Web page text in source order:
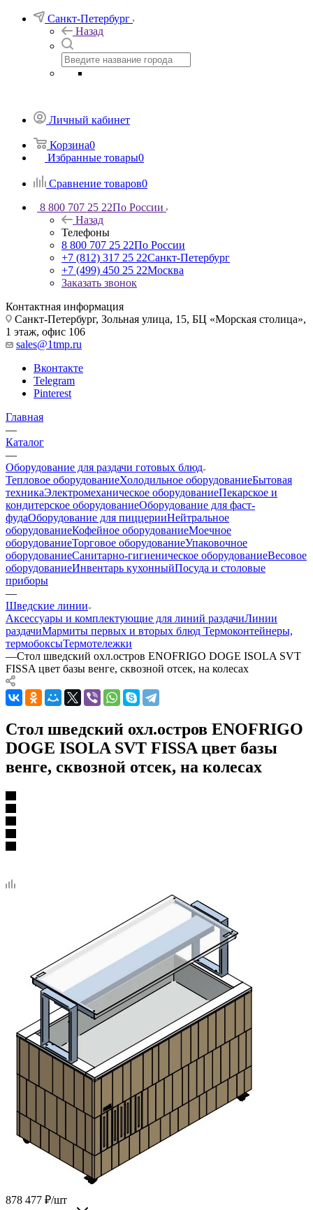
Санкт-Петербург
Назад
Личный кабинет
Корзина0
Избранные товары0
Сравнение товаров0
8 800 707 25 22По России
Назад
Телефоны
8 800 707 25 22По России
+7 (812) 317 25 22Санкт-Петербург
+7 (499) 450 25 22Москва
Заказать звонок
Контактная информация
Санкт-Петербург, Зольная улица, 15, БЦ «Морская столица»,
1 этаж, офис 106
sales@1tmp.ru
Вконтакте
Telegram
Pinterest
Главная
—
Каталог
—
Оборудование для раздачи готовых блюд
Тепловое оборудованиеХолодильное оборудованиеБытовая
техникаЭлектромеханическое оборудованиеПекарское и
кондитерское оборудованиеОборудование для фаст-
фудаОборудование для пиццерииНейтральное
оборудованиеКофейное оборудованиеМоечное
оборудованиеТорговое оборудованиеУпаковочное
оборудованиеСанитарно-гигиеническое оборудованиеВесовое
оборудованиеИнвентарь кухонныйПосуда и столовые
приборы
—
Шведские линии
Аксессуары и комплектующие для линий раздачиЛинии
раздачиМармиты первых и вторых блюд Термоконтейнеры,
термобоксыТермотележки
—Стол шведский охл.остров ENOFRIGO DOGE ISOLA SVT
FISSA цвет базы венге, сквозной отсек, на колесах
Стол шведский охл.остров ENOFRIGO
DOGE ISOLA SVT FISSA цвет базы
венге, сквозной отсек, на колесах
878 477 ₽/шт